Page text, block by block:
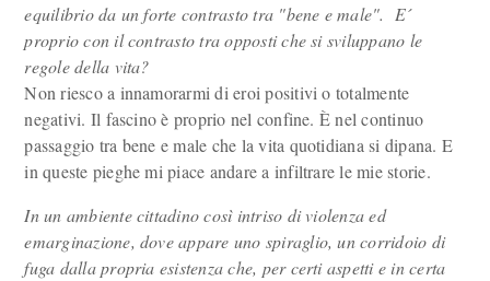
equilibrio da un forte contrasto tra "bene e male". E´
proprio con il contrasto tra opposti che si sviluppano le
regole della vita?
Non riesco a innamorarmi di eroi positivi o totalmente
negativi. Il fascino è proprio nel confine. È nel continuo
passaggio tra bene e male che la vita quotidiana si dipana. E
in queste pieghe mi piace andare a infiltrare le mie storie.
In un ambiente cittadino così intriso di violenza ed
emarginazione, dove appare uno spiraglio, un corridoio di
fuga dalla propria esistenza che, per certi aspetti e in certa